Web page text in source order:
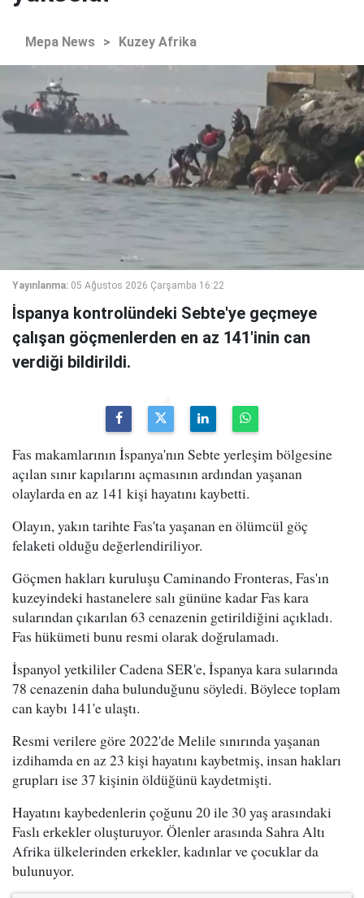
Mepa News > Kuzey Afrika
Yayınlanma: 05 Ağustos 2026 Çarşamba 16:22
İspanya kontrolündeki Sebte'ye geçmeye
çalışan göçmenlerden en az 141'inin can
verdiği bildirildi.
Fas makamlarının İspanya'nın Sebte yerleşim bölgesine
açılan sınır kapılarını açmasının ardından yaşanan
olaylarda en az 141 kişi hayatını kaybetti.
Olayın, yakın tarihte Fas'ta yaşanan en ölümcül göç
felaketi olduğu değerlendiriliyor.
Göçmen hakları kuruluşu Caminando Fronteras, Fas'ın
kuzeyindeki hastanelere salı gününe kadar Fas kara
sularından çıkarılan 63 cenazenin getirildiğini açıkladı.
Fas hükümeti bunu resmi olarak doğrulamadı.
İspanyol yetkililer Cadena SER'e, İspanya kara sularında
78 cenazenin daha bulunduğunu söyledi. Böylece toplam
can kaybı 141'e ulaştı.
Resmi verilere göre 2022'de Melile sınırında yaşanan
izdihamda en az 23 kişi hayatını kaybetmiş, insan hakları
grupları ise 37 kişinin öldüğünü kaydetmişti.
Hayatını kaybedenlerin çoğunu 20 ile 30 yaş arasındaki
Faslı erkekler oluşturuyor. Ölenler arasında Sahra Altı
Afrika ülkelerinden erkekler, kadınlar ve çocuklar da
bulunuyor.